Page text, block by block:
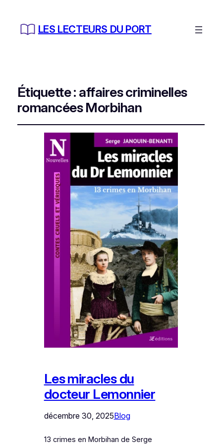
LES LECTEURS DU PORT
Étiquette : affaires criminelles
romancées Morbihan
Les miracles du
docteur Lemonnier
décembre 30, 2025Blog
13 crimes en Morbihan de Serge